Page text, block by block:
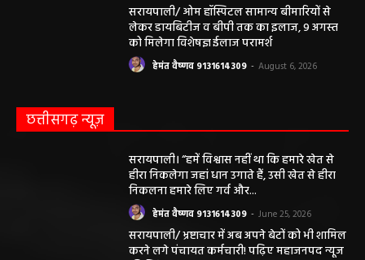
सरायपाली/ ओम हॉस्पिटल सामान्य बीमारियों से
लेकर डायबिटीज व बीपी तक का इलाज, 9 अगस्त
को मिलेगा विशेषज्ञ ईलाज परामर्श
हेमंत वैष्णव 9131614309 - August 6, 2026
छत्तीसगढ़ न्यूज़
सरायपाली। “हमें विश्वास नहीं था कि हमारे खेत से
हीरा निकलेगा जहां धान उगाते हैं, उसी खेत से हीरा
निकलना हमारे लिए गर्व और...
हेमंत वैष्णव 9131614309 - June 25, 2026
सरायपाली/ भ्रष्टाचार में अब अपने बेटों को भी शामिल
करने लगे पंचायत कर्मचारी! पढ़िए महाजनपद न्यूज